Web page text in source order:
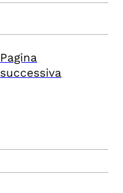
Pagina
successiva